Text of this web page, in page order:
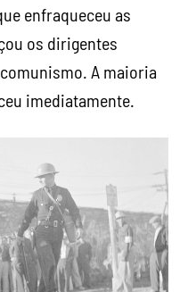
em listas negras e